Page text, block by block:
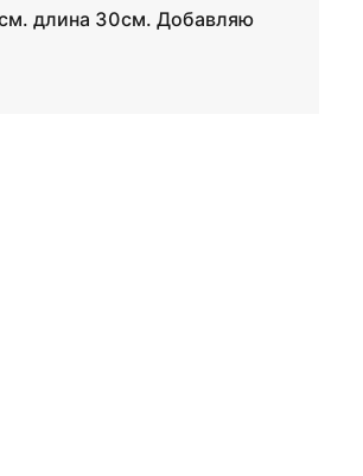
длина 30см. Добавляю